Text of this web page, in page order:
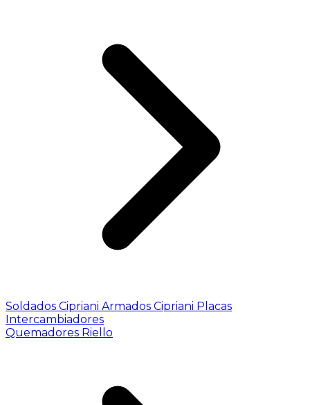
Soldados Cipriani Armados Cipriani Placas
Intercambiadores
Quemadores Riello